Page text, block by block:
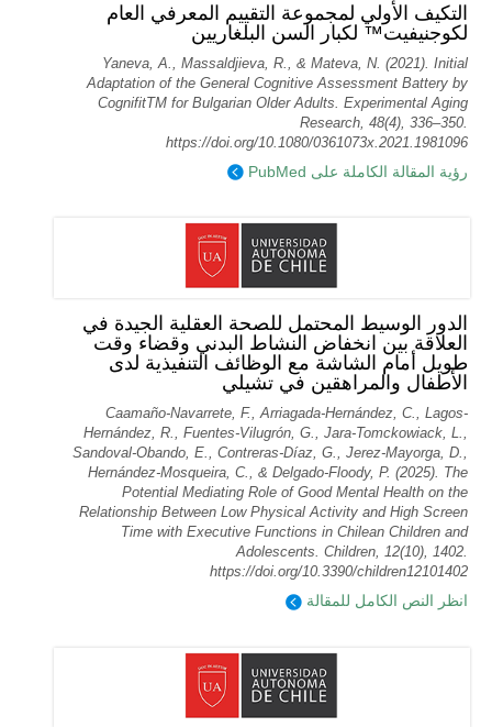
التكيف الأولي لمجموعة التقييم المعرفي العام
لكوجنيفيت™ لكبار السن البلغاريين
Yaneva, A., Massaldjieva, R., & Mateva, N. (2021). Initial
Adaptation of the General Cognitive Assessment Battery by
CognifitTM for Bulgarian Older Adults. Experimental Aging
Research, 48(4), 336–350.
https://doi.org/10.1080/0361073x.2021.1981096
رؤية المقالة الكاملة على PubMed
الدور الوسيط المحتمل للصحة العقلية الجيدة في
العلاقة بين انخفاض النشاط البدني وقضاء وقت
طويل أمام الشاشة مع الوظائف التنفيذية لدى
الأطفال والمراهقين في تشيلي
Caamaño-Navarrete, F., Arriagada-Hernández, C., Lagos-
Hernández, R., Fuentes-Vilugrón, G., Jara-Tomckowiack, L.,
Sandoval-Obando, E., Contreras-Díaz, G., Jerez-Mayorga, D.,
Hernández-Mosqueira, C., & Delgado-Floody, P. (2025). The
Potential Mediating Role of Good Mental Health on the
Relationship Between Low Physical Activity and High Screen
Time with Executive Functions in Chilean Children and
Adolescents. Children, 12(10), 1402.
https://doi.org/10.3390/children12101402
انظر النص الكامل للمقالة